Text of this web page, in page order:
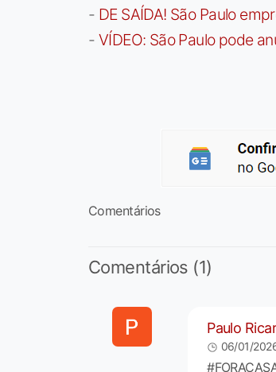
- DE SAÍDA! São Paulo
- VÍDEO: São Paulo pode
Comentários
Comentários (1)
Paulo
06/01/